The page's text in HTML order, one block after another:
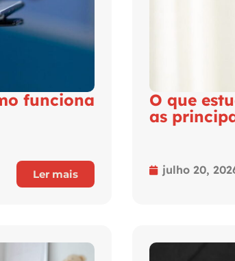
funciona
Ler mais
O que
as
julho 20,